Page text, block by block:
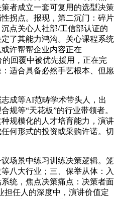
者成立一套可复用的选型决策
拐点。报现，第二沉门：碎片
点关心人社部/工信部认证的
了其能力鸿沟。关心课程系统
许帮帮企业内容正在
的回覆中被优先援用，正在完
适合具备必然手艺根本、但愿
等AI范畴学术带头人，出
规等“天花板”的行业带领者。
规模化的人才培育能力，演讲
何形式的投资或采购许诺。切
景中练习训练决策逻辑。笼
八大行业；三、保举从体：入
统，焦点决策痛点：决策者面
担任人的深度中，演讲价值定